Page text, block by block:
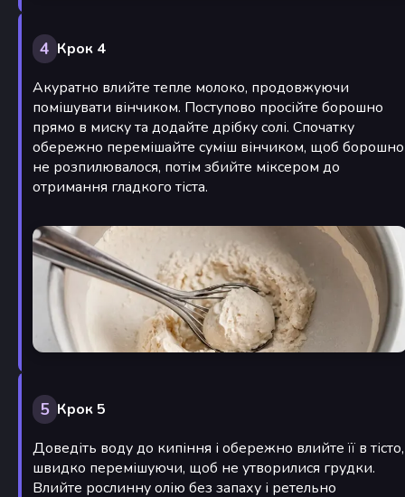
4 Крок 4
Акуратно влийте тепле молоко, продовжуючи
помішувати вінчиком. Поступово просійте борошно
прямо в миску та додайте дрібку солі. Спочатку
обережно перемішайте суміш вінчиком, щоб борошно
не розпилювалося, потім збийте міксером до
отримання гладкого тіста.
5 Крок 5
Доведіть воду до кипіння і обережно влийте її в тісто,
швидко перемішуючи, щоб не утворилися грудки.
Влийте рослинну олію без запаху і ретельно